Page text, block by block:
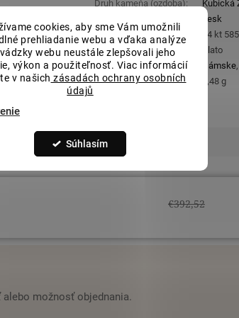
cookies, aby sme Vám umožnili
prehliadanie webu a vďaka analýze
webu neustále zlepšovali jeho
výkon a použiteľnosť. Viac informácií
v našich zásadách ochrany osobních
údajů
Súhlasím
Druh kameňa (ozdoba):
Kubická
Lesk
Rýdzosť :
14 kt
Materiál:
Zlato
Určené pre
Dámske,
Orientačná hmotnosť: 1,48 g
€392,52
alebo možnosť objednania.